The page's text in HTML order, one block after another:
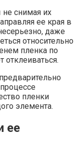
снимая их
ее края в
даже
относительно
пленка по
отклеиваться.
пленки
элемента.
ее